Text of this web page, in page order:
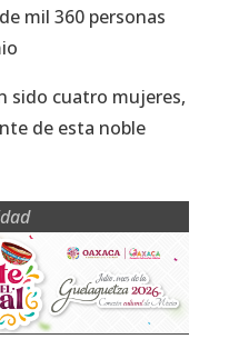
mil 360 personas
sido cuatro mujeres,
de esta noble